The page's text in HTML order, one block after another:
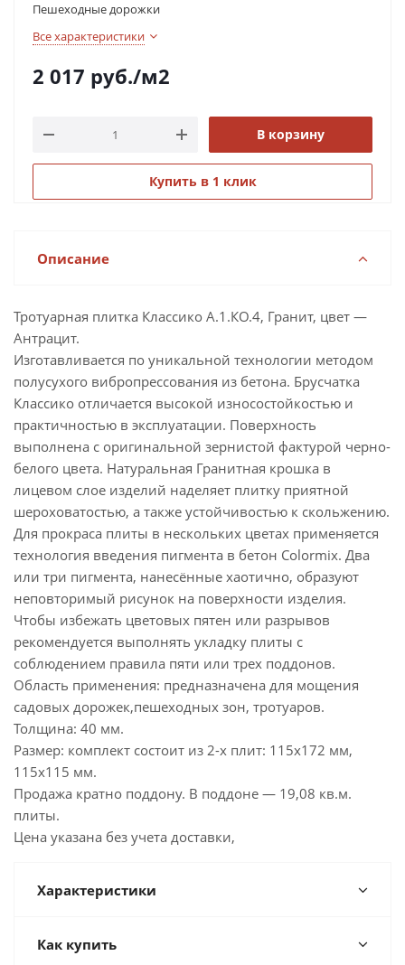
Пешеходные дорожки
Все характеристики
2 017 руб./м2
В корзину
Купить в 1 клик
Описание
Тротуарная плитка Классико А.1.КО.4, Гранит, цвет —
Антрацит.
Изготавливается по уникальной технологии методом
полусухого вибропрессования из бетона. Брусчатка
Классико отличается высокой износостойкостью и
практичностью в эксплуатации. Поверхность
выполнена с оригинальной зернистой фактурой черно-
белого цвета. Натуральная Гранитная крошка в
лицевом слое изделий наделяет плитку приятной
шероховатостью, а также устойчивостью к скольжению.
Для прокраса плиты в нескольких цветах применяется
технология введения пигмента в бетон Colormix. Два
или три пигмента, нанесённые хаотично, образуют
неповторимый рисунок на поверхности изделия.
Чтобы избежать цветовых пятен или разрывов
рекомендуется выполнять укладку плиты с
соблюдением правила пяти или трех поддонов.
Область применения: предназначена для мощения
садовых дорожек,пешеходных зон, тротуаров.
Толщина: 40 мм.
Размер: комплект состоит из 2-х плит: 115х172 мм,
115х115 мм.
Продажа кратно поддону. В поддоне — 19,08 кв.м.
плиты.
Цена указана без учета доставки,
Характеристики
Как купить